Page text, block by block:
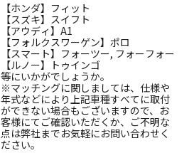
【ホンダ】フィット
【スズキ】スイフト
【アウディ】A1
【フォルクスワーゲン】ポロ
【スマート】フォーツー, フォーフォー
【ルノー】トゥインゴ
等にいかがでしょうか。
※マッチングに関しましては、仕様や
年式などにより上記車種すべてに取付
ができない場合もございますので、お
客様にてご確認いただくか、ご不明な
点は弊社までお気軽にお問い合わせく
ださい。